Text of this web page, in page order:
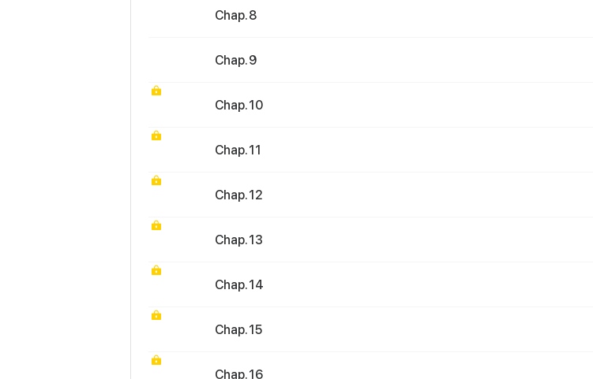
Chap. 8
Chap. 9
Chap. 10
Chap. 11
Chap. 12
Chap. 13
Chap. 14
Chap. 15
Chap. 16